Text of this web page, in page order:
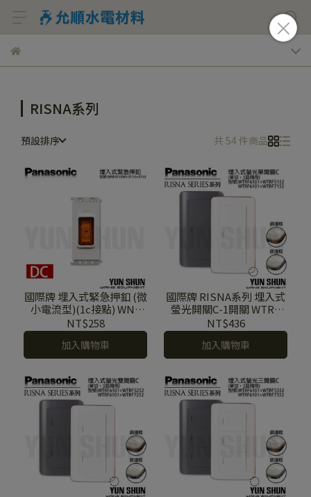
RISNA系列
預設排序 共 54 件商品
國際牌 埋入式緊急押釦 (微
小電流型)(1c接點) WNF
4510 W (白色) H (灰色) 搭
配化妝蓋板
NT$258
加入購物車
國際牌 RISNA系列 埋入式
螢光開關C-1開關 WTRF
5152 W/H (110V) WTRF
7152 W/H (220V) 附蓋板
NT$436
加入購物車